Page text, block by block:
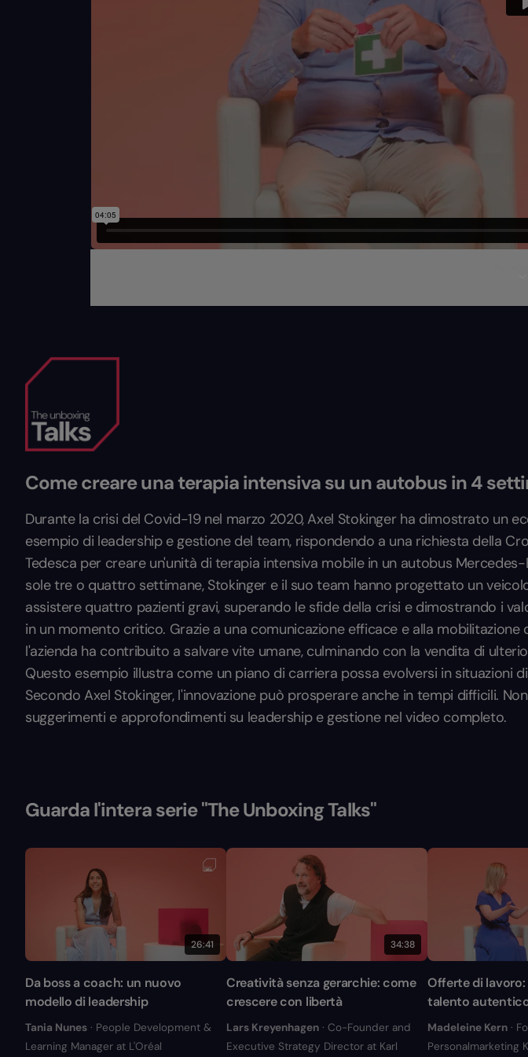
Come creare una terapia intensiva su un autobus in 4
Durante la crisi del Covid-19 nel marzo 2020, Axel Stokinger ha dimostrato un
esempio di leadership e gestione del team, rispondendo a una richiesta della
Tedesca per creare un'unità di terapia intensiva mobile in un autobus Mercedes-
sole tre o quattro settimane, Stokinger e il suo team hanno progettato un
assistere quattro pazienti gravi, superando le sfide della crisi e dimostrando i
in un momento critico. Grazie a una comunicazione efficace e alla mobilitazione
l'azienda ha contribuito a salvare vite umane, culminando con la vendita di
Questo esempio illustra come un piano di carriera possa evolversi in situazioni
Secondo Axel Stokinger, l'innovazione può prosperare anche in tempi difficili.
suggerimenti e approfondimenti su leadership e gestione nel video completo.
Guarda l'intera serie "The Unboxing Talks"
26:41
Da boss a coach: un nuovo
modello di leadership
Tania Nunes · People Development &
Learning Manager at L'Oréal
34:38
Creatività senza gerarchie: come
crescere con libertà
Lars Kreyenhagen · Co-Founder and
Executive Strategy Director at Karl
Offerte di
talento
Madeleine Kern ·
Personalmarketing